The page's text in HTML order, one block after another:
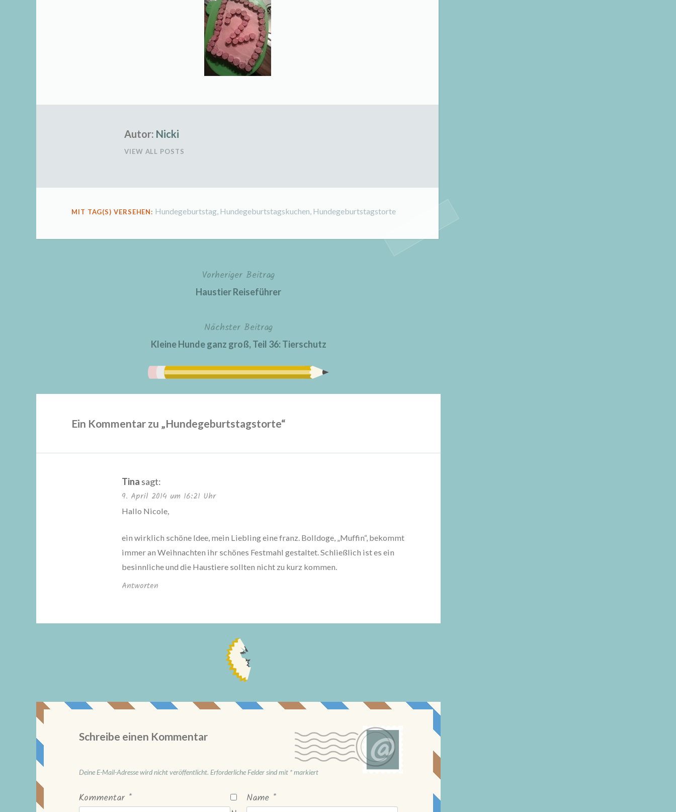
Autor: Nicki
VIEW ALL POSTS
MIT TAG(S) VERSEHEN: Hundegeburtstag Hundegeburtstagskuchen Hundegeburtstagstorte
Vorheriger Beitrag
Haustier Reiseführer
Nächster Beitrag
Kleine Hunde ganz groß, Teil 36: Tierschutz
Ein Kommentar zu „Hundegeburtstagstorte“
Tina sagt:
9. April 2014 um 16:21 Uhr
Hallo Nicole,
ein wirklich schöne Idee, mein Liebling eine franz. Bolldoge, „Muffin“, bekommt
immer an Weihnachten ihr schönes Festmahl gestaltet. Schließlich ist es ein
besinnliche und die Haustiere sollten nicht zu kurz kommen.
Antworten
Schreibe einen Kommentar
Deine E-Mail-Adresse wird nicht veröffentlicht. Erforderliche Felder sind mit *markiert
Kommentar * Name *